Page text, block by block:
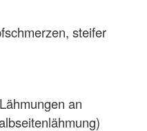
steifer
an